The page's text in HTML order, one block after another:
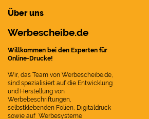
Über uns
Werbescheibe.de
Willkommen bei den Experten für
Online-Drucke!
Wir, das Team von Werbescheibe.de,
sind spezialisiert auf die Entwicklung
und Herstellung von
Werbebeschriftungen,
selbstklebenden Folien, Digitaldruck
sowie auf Werbesysteme